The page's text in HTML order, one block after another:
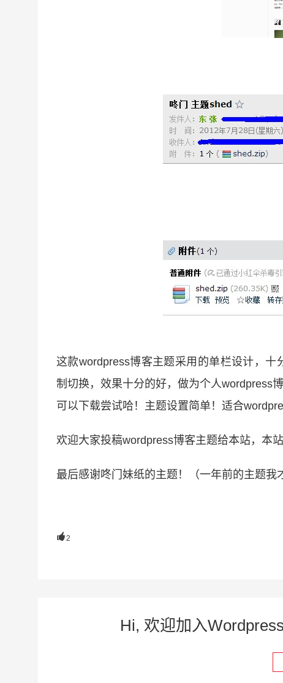
这款wordpress博客主题采用的单栏设计，
制切换，效果十分的好，做为个人wordpress
可以下载尝试哈！主题设置简单！适合
欢迎大家投稿wordpress博客主题给本站，本
最后感谢咚门妹纸的主题！（一年前的主题我
2
Hi, 欢迎加入